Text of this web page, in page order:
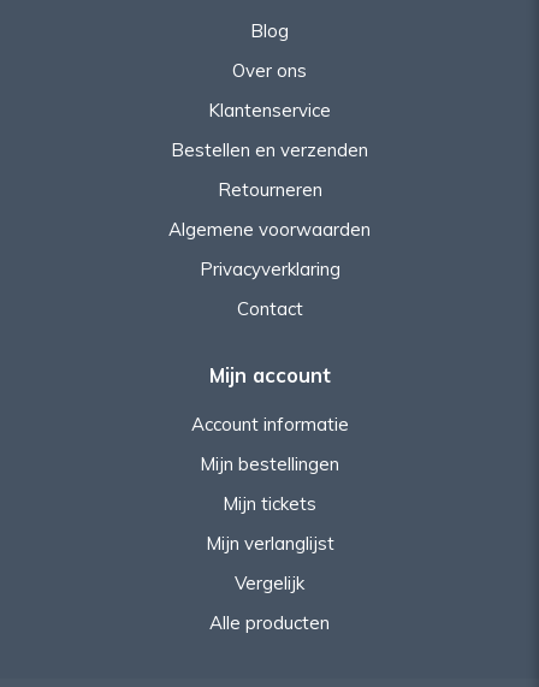
Blog
Over ons
Klantenservice
Bestellen en verzenden
Retourneren
Algemene voorwaarden
Privacyverklaring
Contact
Mijn account
Account informatie
Mijn bestellingen
Mijn tickets
Mijn verlanglijst
Vergelijk
Alle producten